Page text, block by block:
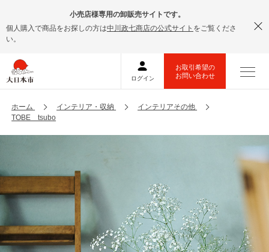
小売店様専用の卸販売サイトです。
個人購入で商品をお探しの方は中川政七商店の公式サイト をご覧くださ
い。
ホーム インテリア・収納
インテリアその他
TOBE tsubo